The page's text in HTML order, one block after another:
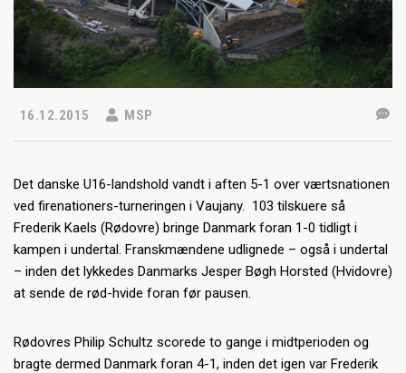
16.12.2015 MSP
Det danske U16-landshold vandt i aften 5-1 over værtsnationen
ved firenationers-turneringen i Vaujany. 103 tilskuere så
Frederik Kaels (Rødovre) bringe Danmark foran 1-0 tidligt i
kampen i undertal. Franskmændene udlignede – også i undertal
– inden det lykkedes Danmarks Jesper Bøgh Horsted (Hvidovre)
at sende de rød-hvide foran før pausen.
Rødovres Philip Schultz scorede to gange i midtperioden og
bragte dermed Danmark foran 4-1, inden det igen var Frederik